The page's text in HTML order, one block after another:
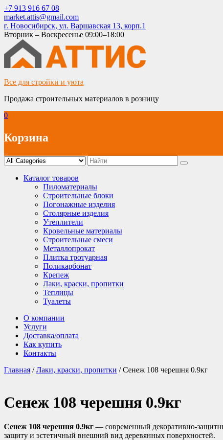
Skip
to
content
+7 913 916 67 08
market.attis@gmail.com
г. Новосибирск, ул. Варшавская 13, корп.1
Вторник – Воскресенье 09:00–18:00
Все для стройки и уюта
Продажа строительных материалов в розницу
0
Корзина
Каталог товаров
Пиломатериалы
Строительные блоки
Погонажные изделия
Столярные изделия
Утеплители
Кровельные материалы
Строительные смеси
Металлопрокат
Плитка тротуарная
Поликарбонат
Крепеж
Лаки, краски, пропитки
Теплицы
Туалеты
О компании
Услуги
Доставка/оплата
Как купить
Контакты
Главная /Лаки, краски, пропитки / Сенеж 108 черешня 0.9кг
Сенеж 108 черешня 0.9кг
Сенеж 108 черешня 0.9кг — современный декоративно-
защиту и эстетичный внешний вид деревянных поверхностей.